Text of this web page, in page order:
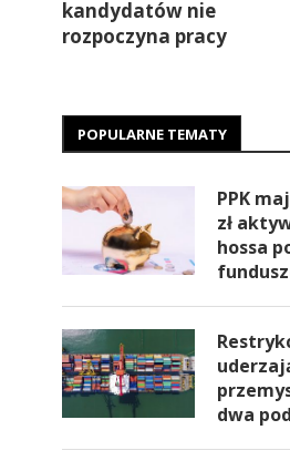
kandydatów nie
rozpoczyna pracy
POPULARNE TEMATY
PPK
zł
hossa
dwa